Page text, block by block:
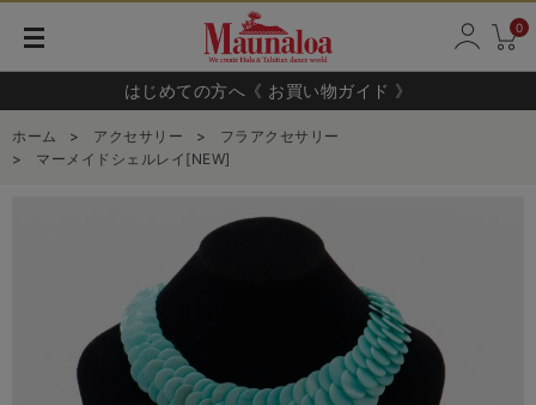
0
はじめての方へ《 お買い物ガイド 》
ホーム > アクセサリー >
フラアクセサリー
>
マーメイドシェルレイ[NEW]